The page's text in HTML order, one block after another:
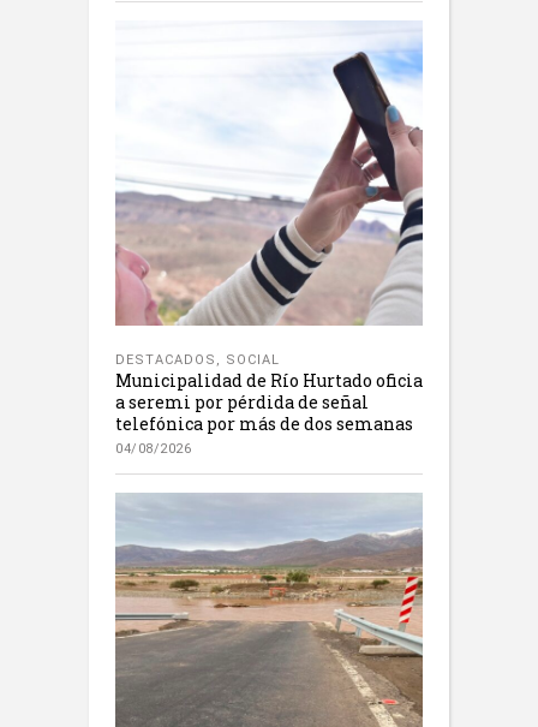
DESTACADOS , SOCIAL
Municipalidad de Río Hurtado oficia
a seremi por pérdida de señal
telefónica por más de dos semanas
04/08/2026